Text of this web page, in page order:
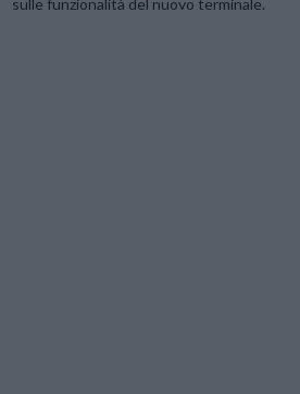
sulle funzionalità del nuovo terminale.